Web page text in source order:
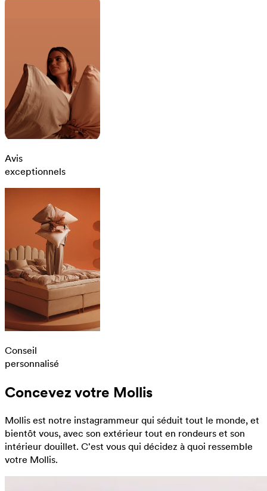
Avis
exceptionnels
Conseil
personnalisé
Concevez votre Mollis
Mollis est notre instagrammeur qui séduit tout le monde, et
bientôt vous, avec son extérieur tout en rondeurs et son
intérieur douillet. C'est vous qui décidez à quoi ressemble
votre Mollis.